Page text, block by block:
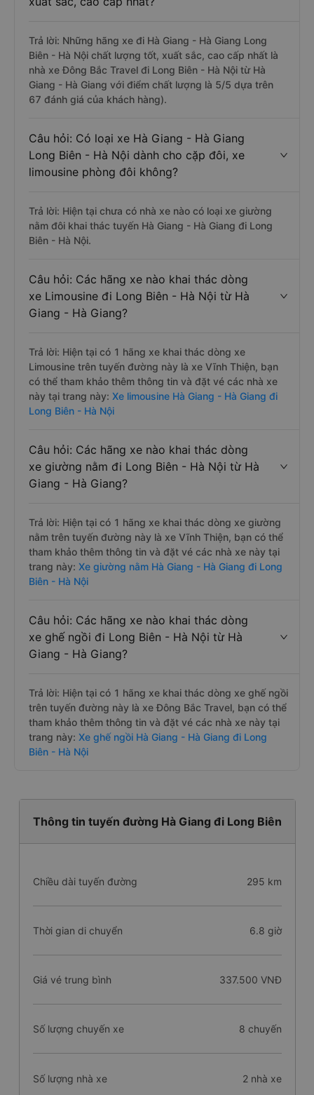
Trả lời: Những hãng xe đi Hà Giang - Hà Giang Long
Biên - Hà Nội chất lượng tốt, xuất sắc, cao cấp nhất là
nhà xe Đông Bắc Travel đi Long Biên - Hà Nội từ Hà
Giang - Hà Giang với điểm chất lượng là 5/5 dựa trên
67 đánh giá của khách hàng).
Câu hỏi: Có loại xe Hà Giang - Hà Giang
Long Biên - Hà Nội dành cho cặp đôi, xe
limousine phòng đôi không?
Trả lời: Hiện tại chưa có nhà xe nào có loại xe giường
nằm đôi khai thác tuyến Hà Giang - Hà Giang đi Long
Biên - Hà Nội.
Câu hỏi: Các hãng xe nào khai thác dòng
xe Limousine đi Long Biên - Hà Nội từ Hà
Giang - Hà Giang?
Trả lời: Hiện tại có 1 hãng xe khai thác dòng xe
Limousine trên tuyến đường này là xe Vĩnh Thiện, bạn
có thể tham khảo thêm thông tin và đặt vé các nhà xe
này tại trang này: Xe limousine Hà Giang - Hà Giang đi
Long Biên - Hà Nội
Câu hỏi: Các hãng xe nào khai thác dòng
xe giường nằm đi Long Biên - Hà Nội từ Hà
Giang - Hà Giang?
Trả lời: Hiện tại có 1 hãng xe khai thác dòng xe giường
nằm trên tuyến đường này là xe Vĩnh Thiện, bạn có thể
tham khảo thêm thông tin và đặt vé các nhà xe này tại
trang này: Xe giường nằm Hà Giang - Hà Giang đi Long
Biên - Hà Nội
Câu hỏi: Các hãng xe nào khai thác dòng
xe ghế ngồi đi Long Biên - Hà Nội từ Hà
Giang - Hà Giang?
Trả lời: Hiện tại có 1 hãng xe khai thác dòng xe ghế ngồi
trên tuyến đường này là xe Đông Bắc Travel, bạn có thể
tham khảo thêm thông tin và đặt vé các nhà xe này tại
trang này: Xe ghế ngồi Hà Giang - Hà Giang đi Long
Biên - Hà Nội
Thông tin tuyến đường Hà Giang đi Long Biên
Chiều dài tuyến đường 295 km
Thời gian di chuyển 6.8 giờ
Giá vé trung bình 337.500 VNĐ
Số lượng chuyến xe 8 chuyến
Số lượng nhà xe 2 nhà xe